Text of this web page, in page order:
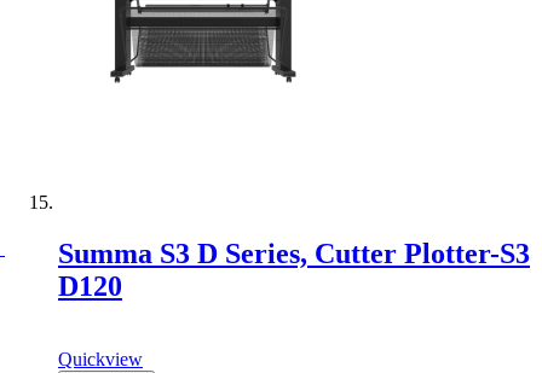
Summa S3 D Series, Cutter Plotter-S3
D120
Quickview